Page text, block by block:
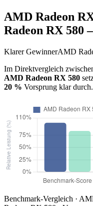
AMD Radeon
Radeon RX 580
Klarer GewinnerAMD
Im Direktvergleich
AMD Radeon RX 580
20 % Vorsprung klar durch.
Benchmark-Vergleich ·